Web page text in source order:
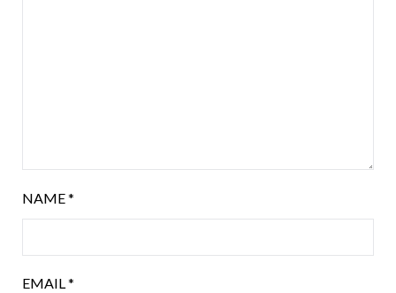
NAME*
EMAIL*